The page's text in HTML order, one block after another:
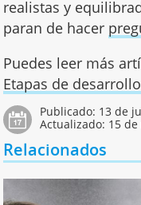
realistas y
paran de hacer
Puedes leer más
Etapas de desarrollo
Publicado: 13 de
Actualizado: 15 de
Relacionados